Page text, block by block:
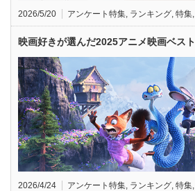
2026/5/20 アンケート特集 ランキング 特集
映画好きが選んだ2025アニメ映画ベスト
2026/4/24 アンケート特集, ランキング, 特集,